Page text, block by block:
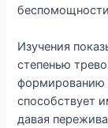
Изучения
степенью
формированию
способствует
давая